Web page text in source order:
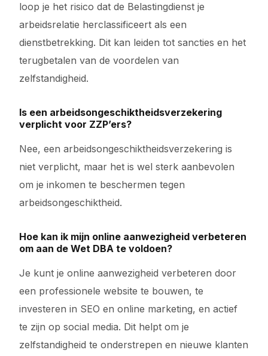
loop je het risico dat de Belastingdienst je
arbeidsrelatie herclassificeert als een
dienstbetrekking. Dit kan leiden tot sancties en het
terugbetalen van de voordelen van
zelfstandigheid.
Is een arbeidsongeschiktheidsverzekering
verplicht voor ZZP’ers?
Nee, een arbeidsongeschiktheidsverzekering is
niet verplicht, maar het is wel sterk aanbevolen
om je inkomen te beschermen tegen
arbeidsongeschiktheid.
Hoe kan ik mijn online aanwezigheid verbeteren
om aan de Wet DBA te voldoen?
Je kunt je online aanwezigheid verbeteren door
een professionele website te bouwen, te
investeren in SEO en online marketing, en actief
te zijn op social media. Dit helpt om je
zelfstandigheid te onderstrepen en nieuwe klanten